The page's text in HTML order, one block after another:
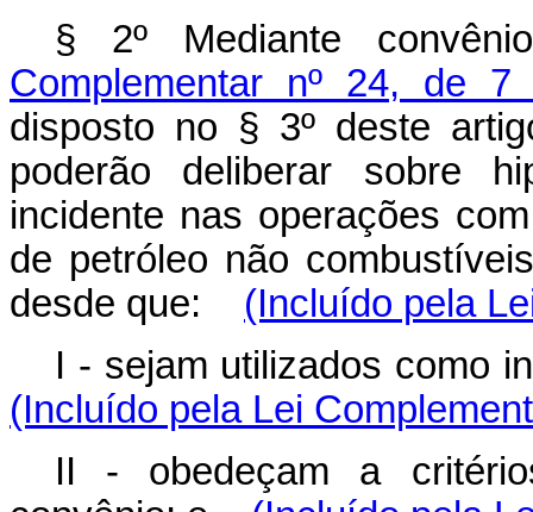
§ 2º Mediante
Complementar nº 24, de
disposto no § 3º deste
poderão deliberar sobre
incidente nas operações
de petróleo não
desde que:
(Incluído pela
I - sejam utilizados como
(Incluído pela Lei
II - obedeçam a